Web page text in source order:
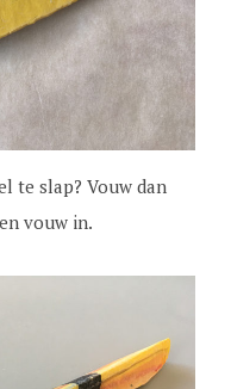
te slap? Vouw dan
vouw in.